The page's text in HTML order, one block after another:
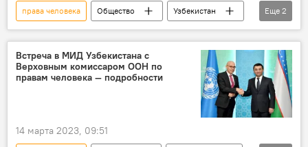
права человека Общество
Узбекистан
Колония
тюрьма
Еще 2
Встреча в МИД Узбекистана с
Верховным комиссаром ООН по
правам человека — подробности
14 марта 2023, 09:51